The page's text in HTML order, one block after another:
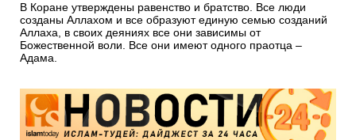
В Коране утверждены равенство и братство. Все люди
созданы Аллахом и все образуют единую семью созданий
Аллаха, в своих деяниях все они зависимы от
Божественной воли. Все они имеют одного праотца –
Адама.